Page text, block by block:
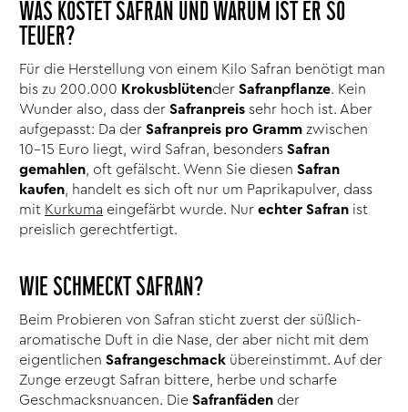
WAS KOSTET SAFRAN UND WARUM IST ER SO
TEUER?
Für die Herstellung von einem Kilo Safran benötigt man
bis zu 200.000 KrokusblütenderSafranpflanze. Kein
Wunder also, dass derSafranpreis sehr hoch ist. Aber
aufgepasst: Da derSafranpreis pro Gramm zwischen
10–15 Euro liegt, wird Safran, besondersSafran
gemahlen, oft gefälscht. Wenn Sie diesenSafran
kaufen, handelt es sich oft nur um Paprikapulver, dass
mit Kurkuma eingefärbt wurde. Nurechter Safran ist
preislich gerechtfertigt.
WIE SCHMECKT SAFRAN?
Beim Probieren von Safran sticht zuerst der süßlich-
aromatische Duft in die Nase, der aber nicht mit dem
eigentlichenSafrangeschmack übereinstimmt. Auf der
Zunge erzeugt Safran bittere, herbe und scharfe
Geschmacksnuancen. DieSafranfäden der